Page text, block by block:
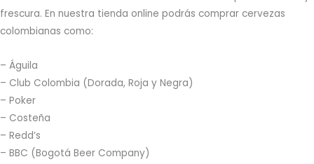
frescura. En nuestra tienda online podrás comprar cervezas
colombianas como:
– Águila
– Club Colombia (Dorada, Roja y Negra)
– Poker
– Costeña
– Redd’s
– BBC (Bogotá Beer Company)